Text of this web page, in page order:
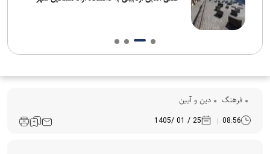
فرهنگ‌ دین و آیین
08:56
25 / 01 /1405